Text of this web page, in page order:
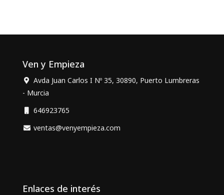
Ven y Empieza
Avda Juan Carlos I Nº 35, 30890, Puerto Lumbreras
- Murcia
646923765
ventas@venyempieza.com
Enlaces de interés